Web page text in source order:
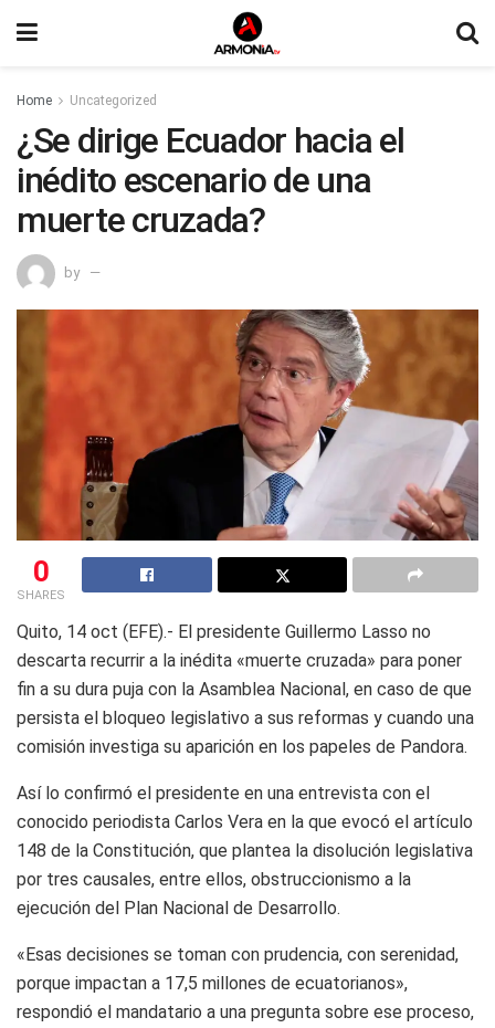
Home Uncategorized
¿Se dirige Ecuador hacia el
inédito escenario de una
muerte cruzada?
by
0
SHARES
Quito, 14 oct (EFE).- El presidente Guillermo Lasso no
descarta recurrir a la inédita «muerte cruzada» para poner
fin a su dura puja con la Asamblea Nacional, en caso de que
persista el bloqueo legislativo a sus reformas y cuando una
comisión investiga su aparición en los papeles de Pandora.
Así lo confirmó el presidente en una entrevista con el
conocido periodista Carlos Vera en la que evocó el artículo
148 de la Constitución, que plantea la disolución legislativa
por tres causales, entre ellos, obstruccionismo a la
ejecución del Plan Nacional de Desarrollo.
«Esas decisiones se toman con prudencia, con serenidad,
porque impactan a 17,5 millones de ecuatorianos»,
respondió el mandatario a una pregunta sobre ese proceso,